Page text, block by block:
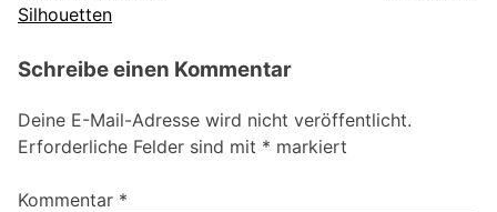
Silhouetten
Schreibe einen Kommentar
Deine E-Mail-Adresse wird nicht veröffentlicht.
Erforderliche Felder sind mit * markiert
Kommentar *